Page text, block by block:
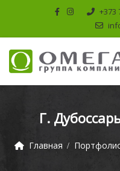
+373
Г.
Главная